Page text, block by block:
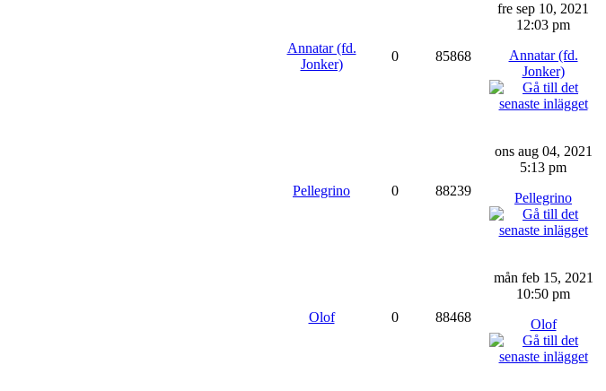
Annatar (fd.
Jonker)
0 85868
fre sep 10, 2021
12:03 pm
Annatar (fd.
Jonker)
Pellegrino 0 88239
ons aug 04, 2021
5:13 pm
Pellegrino
Olof 0 88468
mån feb 15, 2021
10:50 pm
Olof